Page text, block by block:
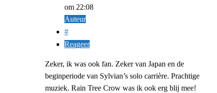
om 22:08
Auteur
#
Reageer
Zeker, ik was ook fan. Zeker van Japan en de
beginperiode van Sylvian’s solo carrière. Prachtige
muziek. Rain Tree Crow was ik ook erg blij mee!